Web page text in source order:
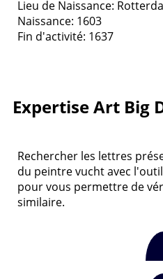
Lieu de Naissance:
Naissance: 1603
Fin d'activité: 1637
Expertise Art Big
Rechercher les lettres
du peintre vucht avec
pour vous permettre de
similaire.